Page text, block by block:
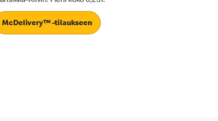
McDelivery™ -tilaukseen